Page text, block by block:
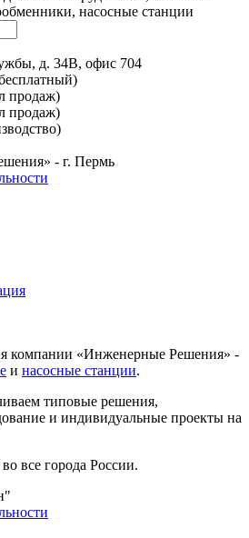
д. 34В, офис 704
продаж)
продаж)
- г. Пермь
компании «Инженерные Решения» -
и насосные станции.
типовые решения,
и индивидуальные проекты на
все города России.